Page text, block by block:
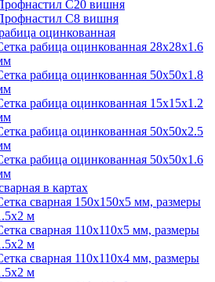
С20 вишня
С8 вишня
оцинкованная
рабица оцинкованная 28х28х1.6
рабица оцинкованная 50х50х1.8
рабица оцинкованная 15х15х1.2
рабица оцинкованная 50х50х2.5
рабица оцинкованная 50х50х1.6
в картах
сварная 150х150х5 мм, размеры
м
сварная 110х110х5 мм, размеры
м
сварная 110х110х4 мм, размеры
м